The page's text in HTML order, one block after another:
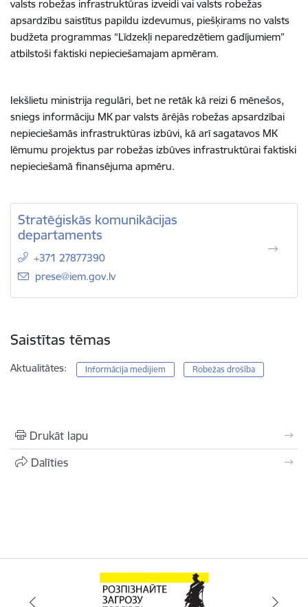
valsts robežas infrastruktūras izveidi vai valsts robežas
apsardzību saistītus papildu izdevumus, piešķirams no valsts
budžeta programmas “Līdzekļi neparedzētiem gadījumiem”
atbilstoši faktiski nepieciešamajam apmēram.
Iekšlietu ministrija regulāri, bet ne retāk kā reizi 6 mēnešos,
sniegs informāciju MK par valsts ārējās robežas apsardzībai
nepieciešamās infrastruktūras izbūvi, kā arī sagatavos MK
lēmumu projektus par robežas izbūves infrastruktūrai faktiski
nepieciešamā finansējuma apmēru.
Stratēģiskās komunikācijas
departaments
+371 27877390
E-pasts:
prese@iem.gov.lv
Saistītas tēmas
Aktualitātes: Informācija medijiem Robežas drošība
Drukāt lapu
Dalīties